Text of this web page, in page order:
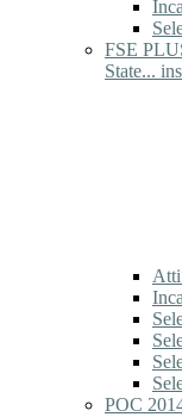
FSE
State...
POC